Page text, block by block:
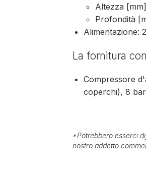
Altezza
Profondità
Alimentazione:
La fornitura
Compressore
coperchi), 8 bar
*Potrebbero esserci
nostro addetto